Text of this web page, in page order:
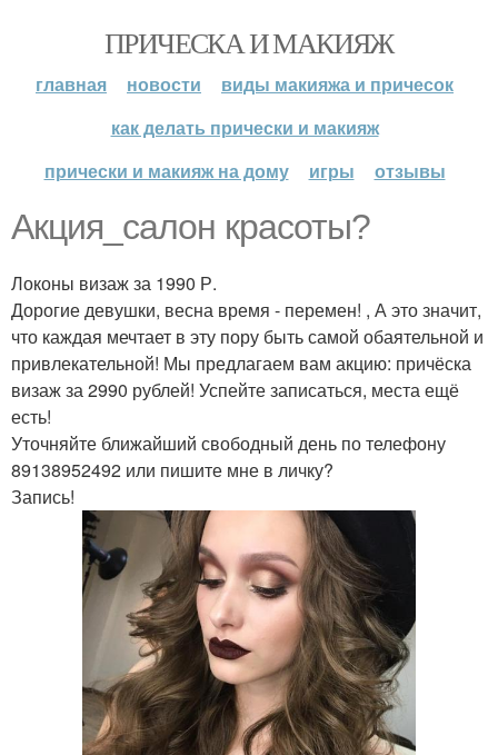
ПРИЧЕСКА И МАКИЯЖ
главная новости
виды макияжа и причесок
как делать прически и макияж
прически и макияж на дому
игры отзывы
Акция_салон красоты?
Локоны визаж за 1990 Р.
Дорогие девушки, весна время - перемен! , А это значит,
что каждая мечтает в эту пору быть самой обаятельной и
привлекательной! Мы предлагаем вам акцию: причёска
визаж за 2990 рублей! Успейте записаться, места ещё
есть!
Уточняйте ближайший свободный день по телефону
89138952492 или пишите мне в личку?
Запись!